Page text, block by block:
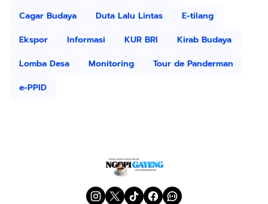
Cagar Budaya
Duta Lalu Lintas
E-tilang
Ekspor
Informasi KUR BRI
Kirab Budaya
Lomba Desa
Monitoring
Tour de Panderman
e-PPID